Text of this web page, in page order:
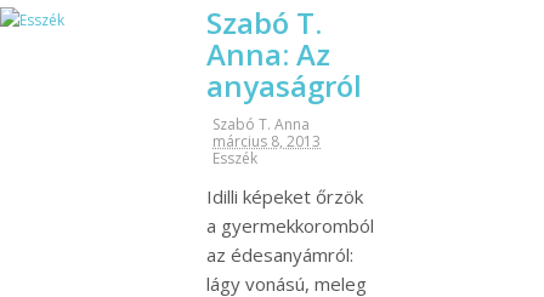
Szabó T.
Anna: Az
anyaságról
Szabó T. Anna
március 8, 2013
Esszék
Idilli képeket őrzök
a gyermekkoromból
az édesanyámról:
lágy vonású, meleg